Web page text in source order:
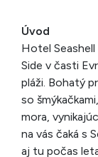
Úvod
Hotel
Side v časti
pláži. Bohatý
so
mora,
na vás čaká s
aj tu počas